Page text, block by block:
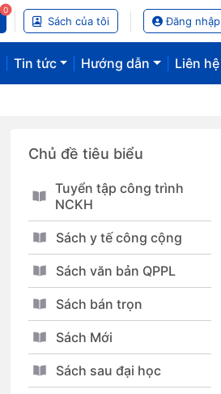
0
Sách của tôi Đăng nhập
Tin tức Hướng dẫn Liên hệ
Chủ đề tiêu biểu
Tuyển tập công trình
NCKH
Sách y tế công cộng
Sách văn bản QPPL
Sách bán trọn
Sách Mới
Sách sau đại học